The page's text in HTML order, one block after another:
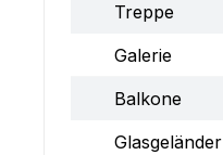
Treppe
Galerie
Balkone
Glasgeländer